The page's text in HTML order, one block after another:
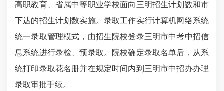
高职教育、省属中等职业学校面向三明招生计划数和市
下达的招生计划数实施。录取工作实行计算机网络系统
统一录取管理模式，由招生院校登录三明市中考中招信
息系统进行录检、预录取。院校确定录取名单后，从系
统打印录取花名册并在规定时间内到三明市中招办办理
录取审批手续。